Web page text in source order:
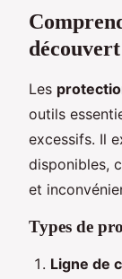
découvert
Les
outils
excessifs. Il
disponibles,
et
Types de
Ligne de